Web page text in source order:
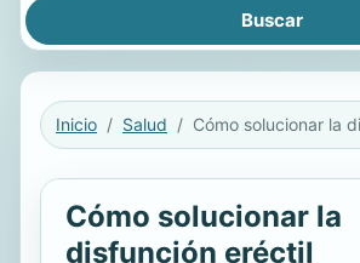
Inicio Salud
Cómo solucionar la
disfunción eréctil